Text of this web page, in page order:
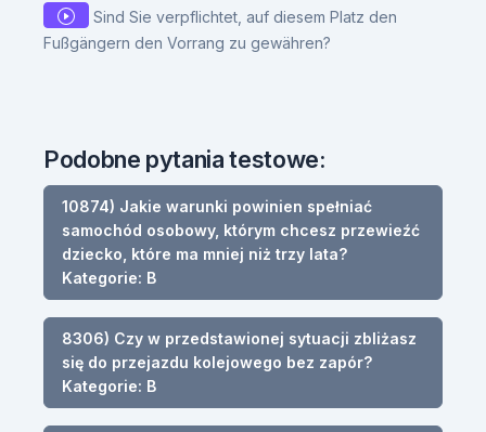
Sind Sie verpflichtet, auf diesem Platz den
Fußgängern den Vorrang zu gewähren?
Podobne pytania testowe:
10874) Jakie warunki powinien spełniać
samochód osobowy, którym chcesz przewieźć
dziecko, które ma mniej niż trzy lata?
Kategorie: B
8306) Czy w przedstawionej sytuacji zbliżasz
się do przejazdu kolejowego bez zapór?
Kategorie: B